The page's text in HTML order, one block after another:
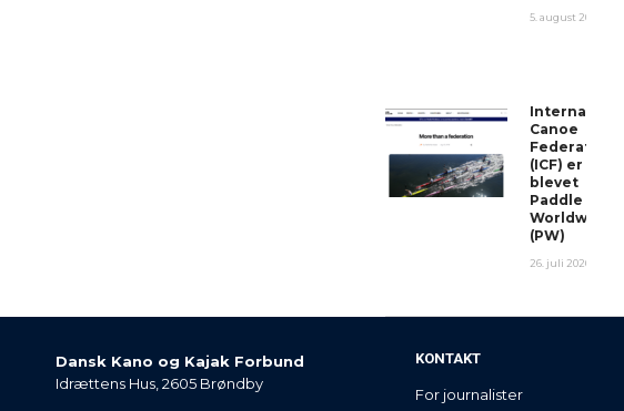
5. august 2026
International
Canoe
Federation
(ICF) er
blevet
Paddle
Worldwide
(PW)
26. juli 2026
Dansk Kano og Kajak Forbund
Idrættens Hus, 2605 Brøndby
KONTAKT
For journalister